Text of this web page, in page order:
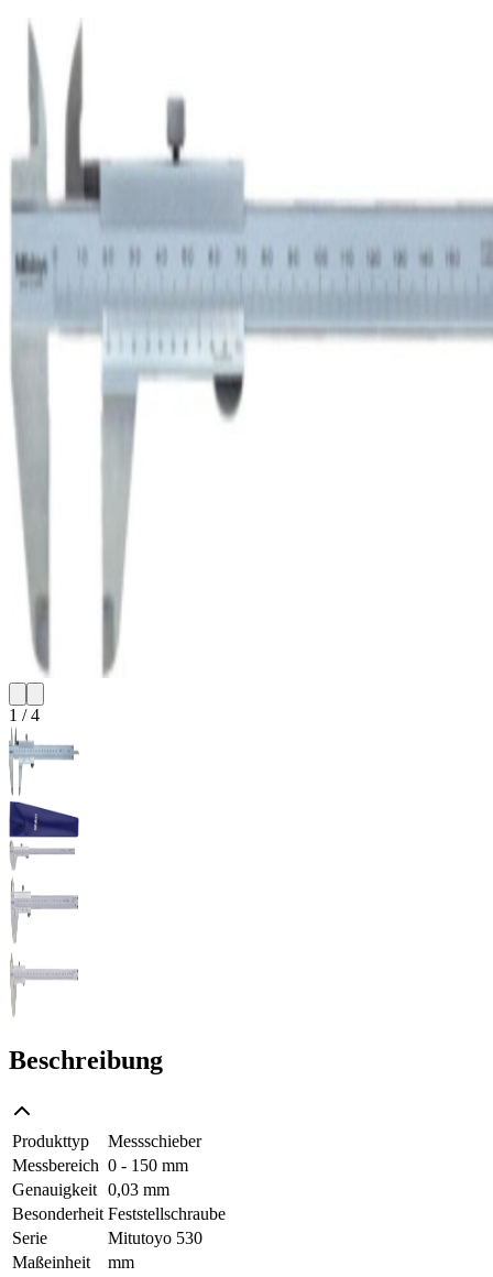
1 /4
Beschreibung
Produkttyp
Messschieber
Messbereich 0 - 150 mm
Genauigkeit 0,03 mm
Besonderheit Feststellschraube
Serie
Mitutoyo 530
Maßeinheit
mm